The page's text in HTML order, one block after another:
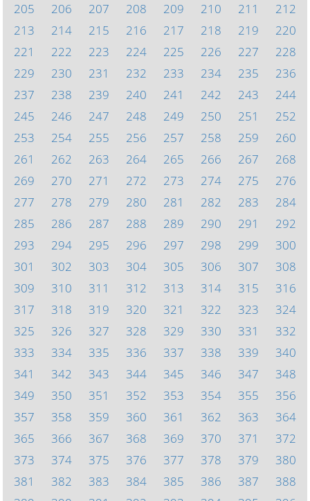
205
206 207 208 209 210 211
212
213
214 215 216 217 218 219
220
221
222 223 224 225 226 227
228
229
230 231 232 233 234 235
236
237
238 239 240 241 242 243
244
245
246 247 248 249 250 251
252
253
254 255 256 257 258 259
260
261
262 263 264 265 266 267
268
269
270 271 272 273 274 275
276
277
278 279 280 281 282 283
284
285
286 287 288 289 290 291
292
293
294 295 296 297 298 299
300
301
302 303 304 305 306 307
308
309
310 311 312 313 314 315
316
317
318 319 320 321 322 323
324
325
326 327 328 329 330 331
332
333
334 335 336 337 338 339
340
341
342 343 344 345 346 347
348
349
350 351 352 353 354 355
356
357
358 359 360 361 362 363
364
365
366 367 368 369 370 371
372
373
374 375 376 377 378 379
380
381
382 383 384 385 386 387
388